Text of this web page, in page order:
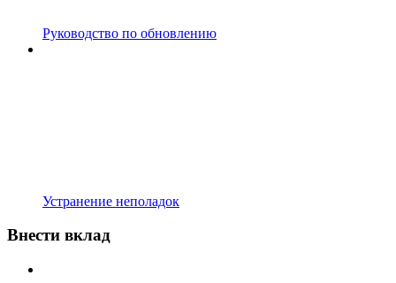
Руководство по обновлению
Устранение неполадок
Внести вклад